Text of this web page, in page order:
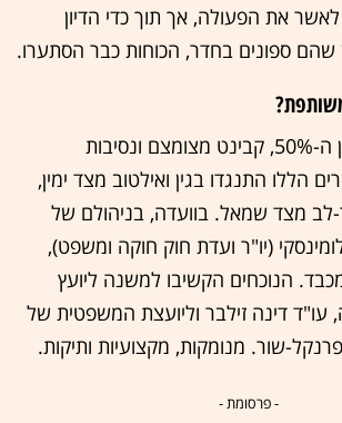
את הפעולה, אך תוך כדי הדיון
שהם ספונים בחדר, הכוחות כבר הסתערו.
וחזרה לסעיפי מניין ה-50%, קבינט מצומצם ונסיבות
הללו התנגדו בגין ואילטוב מצד ימין,
מצד שמאל. בוועדה, בניהולם של
(יו"ר ועדת חוק חוקה ומשפט),
הנוכחים הקשיבו למשנה ליועץ
דינה זילבר וליועצת המשפטית של
שור. מנומקות, מקצועיות ותיקות.
- פרסומת -